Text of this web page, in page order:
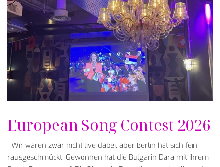
European Song Contest 2026
Wir waren zwar nicht live dabei, aber Berlin hat sich fein
rausgeschmückt. Gewonnen hat die Bulgarin Dara mit ihrem